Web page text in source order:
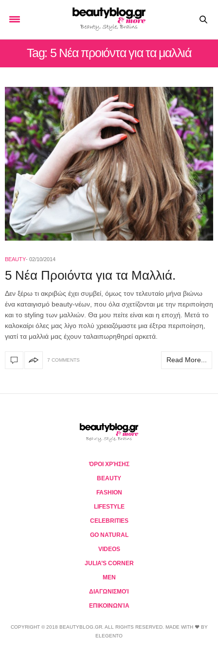
Tag: 5 Νέα προιόντα για τα μαλλιά
BEAUTY 02/10/2014
5 Νέα Προιόντα για τα Μαλλιά.
Δεν ξέρω τι ακριβώς έχει συμβεί, όμως τον τελευταίο μήνα βιώνω
ένα καταιγισμό beauty-νέων, που όλα σχετίζονται με την περιποίηση
και το styling των μαλλιών. Θα μου πείτε είναι και η εποχή. Μετά το
καλοκαίρι όλες μας λίγο πολύ χρειαζόμαστε μια έξτρα περιποίηση,
γιατί τα μαλλιά μας έχουν ταλαιπωρηθηρεί αρκετά.
7 COMMENTS Read More...
ΌΡΟΙ ΧΡΉΣΗΣ
BEAUTY
FASHION
LIFESTYLE
CELEBRITIES
GO NATURAL
VIDEOS
JULIA’S CORNER
MEN
ΔΙΑΓΩΝΙΣΜΟΊ
ΕΠΙΚΟΙΝΩΝΊΑ
COPYRIGHT © 2018 BEAUTYBLOG.GR. ALL RIGHTS RESERVED. MADE WITH ❤ BY
ELEGENTO